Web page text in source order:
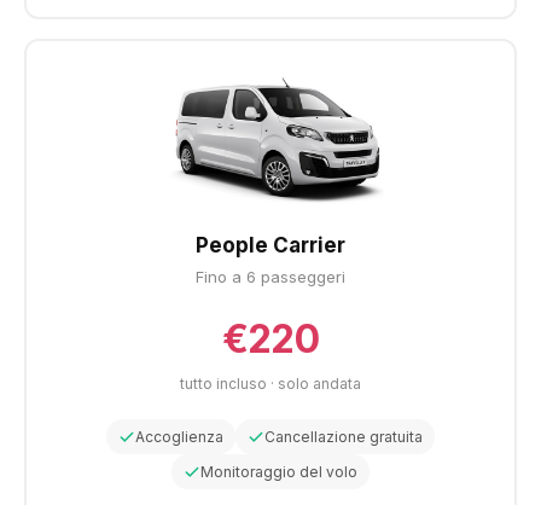
People Carrier
Fino a 6 passeggeri
€220
tutto incluso · solo andata
Accoglienza
Cancellazione gratuita
Monitoraggio del volo